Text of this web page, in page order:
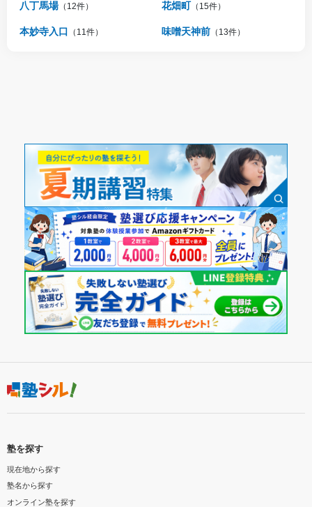
八丁馬場（12件） 花畑町 （15件）
本妙寺入口 （11件） 味噌天神前 （13件）
塾を探す
現在地から探す
塾名から探す
オンライン塾を探す